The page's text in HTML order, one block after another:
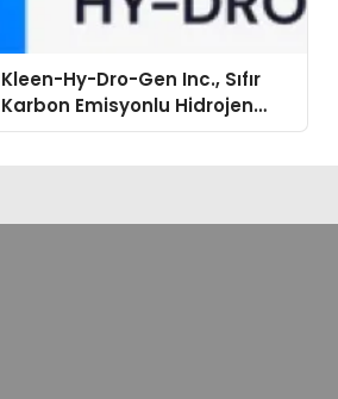
Kleen-Hy-Dro-Gen Inc., Sıfır
Karbon Emisyonlu Hidrojen
Isıtma Teknolojisinde ISO ve